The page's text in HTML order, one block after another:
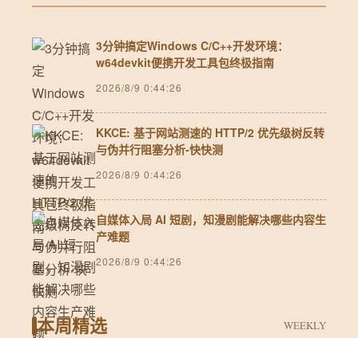
3分钟搞定Windows C/C++开发环境：
w64devkit便携开发工具包终极指南
2026/8/9 0:44:26
KKCE: 基于网站测速的 HTTP/2 优先级树反转
与伪并行阻塞分析-快快测
2026/8/9 0:44:26
自媒体入局 AI 短剧，知漫剧能解决哪些内容生
产难题
2026/8/9 0:44:26
本周精选 WEEKLY